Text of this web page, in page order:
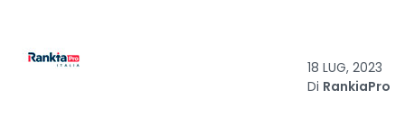
18 LUG, 2023
Di RankiaPro